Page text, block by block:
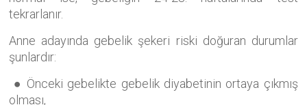
tekrarlanır.
Anne adayında gebelik şekeri riski doğuran durumlar
şunlardır:
● Önceki gebelikte gebelik diyabetinin ortaya çıkmış
olması,